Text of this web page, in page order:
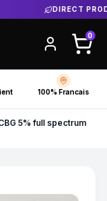
0
100% Francais
5% full spectrum